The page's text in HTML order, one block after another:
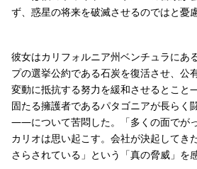
ず、惑星の将来を破滅させるのではと憂
彼女はカリフォルニア州ベンチュラにあ
プの選挙公約である石炭を復活させ、公
変動に抵抗する努力を緩和させるとこ
固たる擁護者であるパタゴニアが長らく
——について苦悶した。「多くの面でが
カリオは思い起こす。会社が決起してき
さらされている」という「真の脅威」を